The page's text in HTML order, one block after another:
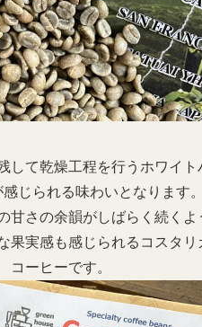
して乾燥工程を行うホワイト
じられる味わいとなります。
甘さの余韻がしばらく続くよ
果実感も感じられるコスタ
コーヒーです。